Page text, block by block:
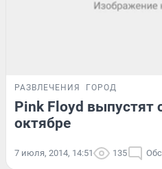
РАЗВЛЕЧЕНИЯ ГОРОД
Pink Floyd выпустят
октябре
7 июля, 2014, 14:51 135